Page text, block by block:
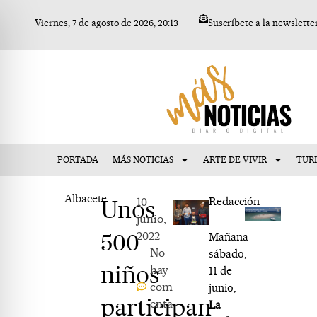
Viernes, 7 de agosto de 2026, 20:13 Suscríbete a la
PORTADA MÁS NOTICIAS ARTE DE VIVIR
AlbaceteUnos
500
niños
participan
10
junio,
2022
No
hay
com
enta
Redacción
Mañana
sábado,
11 de
junio,
La